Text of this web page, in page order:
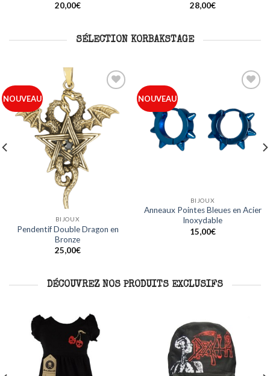
20,00€
28,00€
SÉLECTION KORBAKSTAGE
NOUVEAU
à ma
liste
BIJOUX
Anneaux Acier Ligne Bleue en
Acier Inoxydable
15,00€
NOUVEAU
liste
BIJOUX
Anneaux Noirs Design Crâne en
Acier Inoxydable
15,00€
DÉCOUVREZ NOS PRODUITS EXCLUSIFS